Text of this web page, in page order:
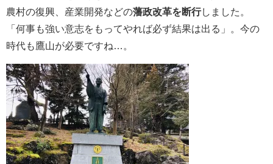
農村の復興、産業開発などの藩政改革を断行しました。
「何事も強い意志をもってやれば必ず結果は出る」。今の
時代も鷹山が必要ですね…。